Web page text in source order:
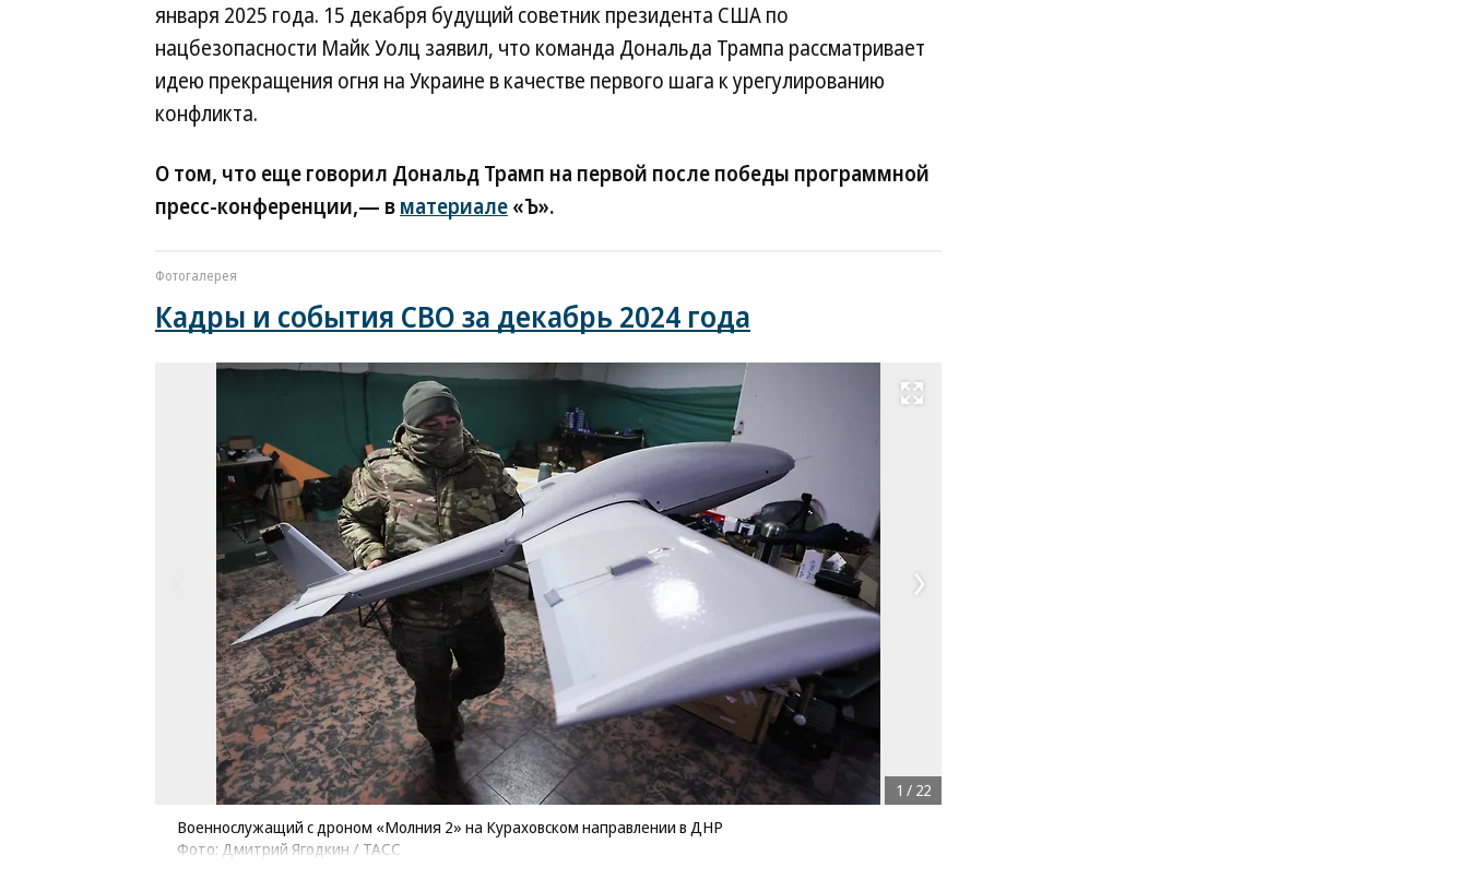
января 2025 года. 15 декабря будущий советник президента США по
нацбезопасности Майк Уолц заявил, что команда Дональда Трампа рассматривает
идею прекращения огня на Украине в качестве первого шага к урегулированию
конфликта.
О том, что еще говорил Дональд Трамп на первой после победы программной
пресс-конференции,— вматериале«Ъ».
Фотогалерея
Кадры и события СВО за декабрь 2024 года
Развернуть на весь экран
Военнослужащий с дроном «Молния 2» на Кураховском направлении в ДНР
Фото: Дмитрий Ягодкин / ТАСС
1 / 22